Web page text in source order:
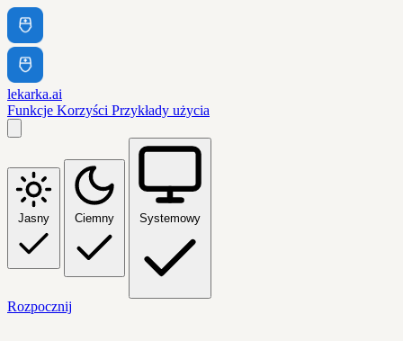
lekarka.ai
Funkcje Korzyści Przykłady użycia
Jasny Ciemny Systemowy
Rozpocznij